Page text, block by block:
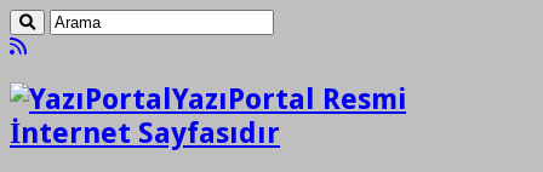
YazıPortal Resmi
İnternet Sayfasıdır